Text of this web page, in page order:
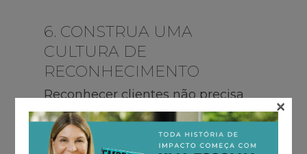
6. CONSTRUA UMA
CULTURA DE
RECONHECIMENTO
Reconhecer clientes não precisa
ser apenas uma ação no final da
safra. A fidelização se fortalece
quando háreconhecimento
×